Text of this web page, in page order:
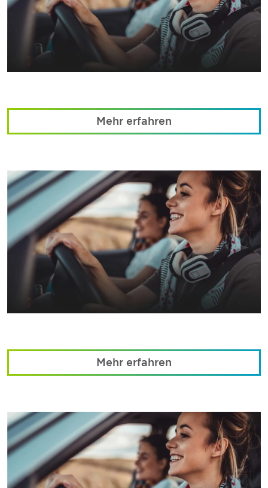
Mehr erfahren
Mehr erfahren